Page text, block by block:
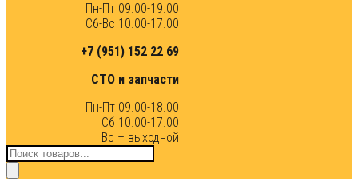
Пн-Пт 09.00-19.00
Сб-Вс 10.00-17.00
+7 (951) 152 22 69
СТО и запчасти
Пн-Пт 09.00-18.00
Сб 10.00-17.00
Вс – выходной
Поиск
товаров